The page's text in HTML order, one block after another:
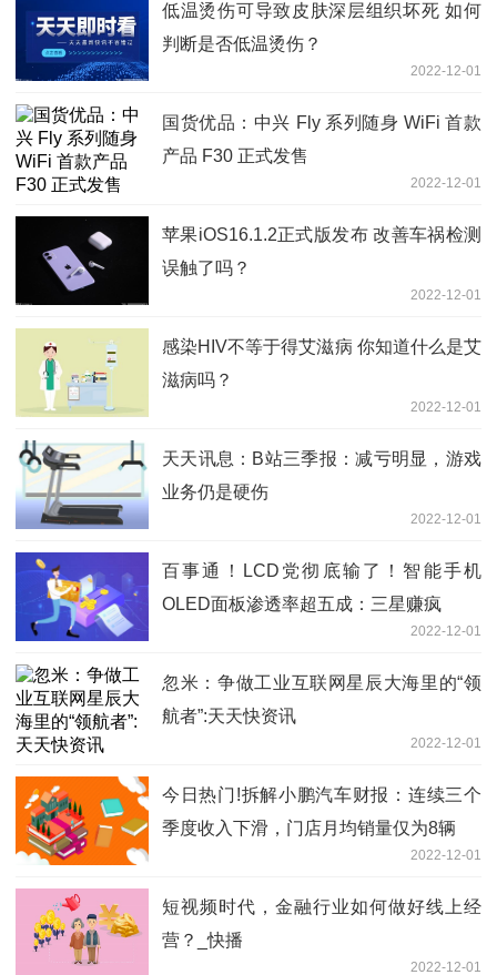
低温烫伤可导致皮肤深层组织坏死 如何
判断是否低温烫伤？
2022-12-01
国货优品：中兴 Fly 系列随身 WiFi 首款
产品 F30 正式发售
2022-12-01
苹果iOS16.1.2正式版发布 改善车祸检测
误触了吗？
2022-12-01
感染HIV不等于得艾滋病 你知道什么是艾
滋病吗？
2022-12-01
天天讯息：B站三季报：减亏明显，游戏
业务仍是硬伤
2022-12-01
百事通！LCD党彻底输了！智能手机
OLED面板渗透率超五成：三星赚疯
2022-12-01
忽米：争做工业互联网星辰大海里的“领
航者”:天天快资讯
2022-12-01
今日热门!拆解小鹏汽车财报：连续三个
季度收入下滑，门店月均销量仅为8辆
2022-12-01
短视频时代，金融行业如何做好线上经
营？_快播
2022-12-01